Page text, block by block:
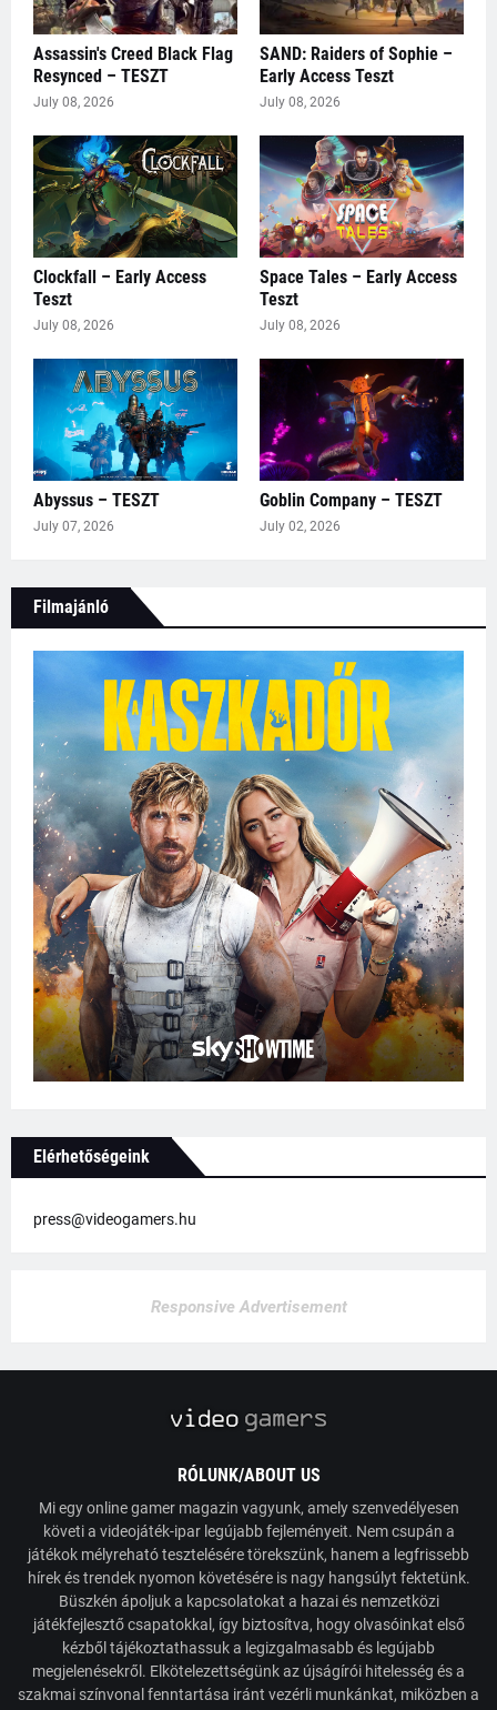
Assassin's Creed Black Flag
Resynced – TESZT
July 08, 2026
SAND: Raiders of Sophie –
Early Access Teszt
July 08, 2026
Clockfall – Early Access
Teszt
July 08, 2026
Space Tales – Early Access
Teszt
July 08, 2026
Abyssus – TESZT
July 07, 2026
Goblin Company – TESZT
July 02, 2026
Filmajánló
Elérhetőségeink
press@videogamers.hu
Responsive Advertisement
RÓLUNK/ABOUT US
Mi egy online gamer magazin vagyunk, amely szenvedélyesen
követi a videojáték-ipar legújabb fejleményeit. Nem csupán a
játékok mélyreható tesztelésére törekszünk, hanem a legfrissebb
hírek és trendek nyomon követésére is nagy hangsúlyt fektetünk.
Büszkén ápoljuk a kapcsolatokat a hazai és nemzetközi
játékfejlesztő csapatokkal, így biztosítva, hogy olvasóinkat első
kézből tájékoztathassuk a legizgalmasabb és legújabb
megjelenésekről. Elkötelezettségünk az újságírói hitelesség és a
szakmai színvonal fenntartása iránt vezérli munkánkat, miközben a